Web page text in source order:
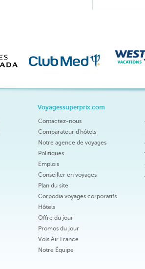
Voyagessuperprix.com
Contactez-nous
Comparateur d'hôtels
Notre agence de voyages
Politiques
Emplois
Conseiller en voyages
Plan du site
Corpodia voyages corporatifs
Hôtels
Offre du jour
Promos du jour
Vols Air France
Notre Équipe